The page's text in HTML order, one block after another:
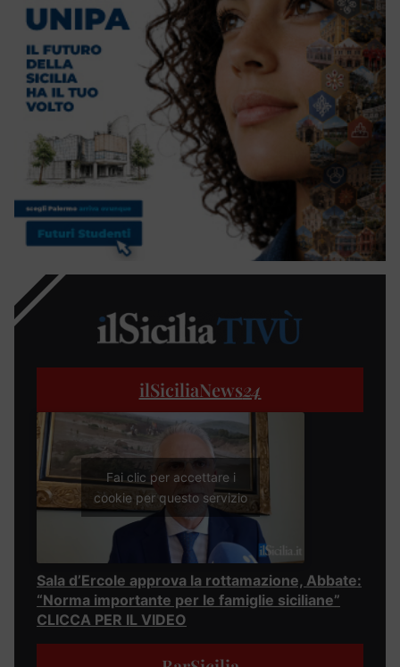
ilSiciliaNews24
Fai clic per accettare i
cookie per questo servizio
Sala d’Ercole approva la rottamazione, Abbate:
“Norma importante per le famiglie siciliane”
CLICCA PER IL VIDEO